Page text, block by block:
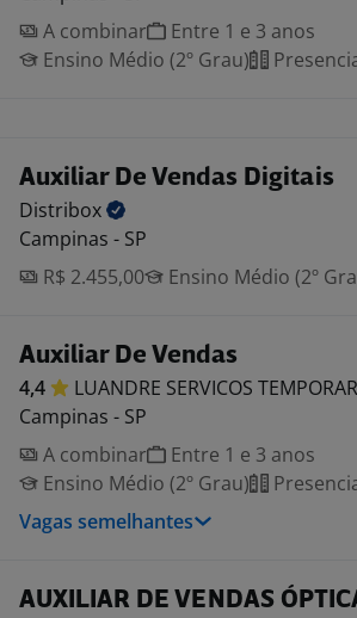
A combinar
Entre 1 e 3 anos
Ensino Médio (2º Grau)
Auxiliar De Vendas Digitais
Distribox
Campinas - SP
R$ 2.455,00
Ensino Médio (2º
Auxiliar De Vendas
4,4 LUANDRE SERVICOS
Campinas - SP
A combinar
Entre 1 e 3 anos
Ensino Médio (2º Grau)
Vagas semelhantes
AUXILIAR DE VENDAS